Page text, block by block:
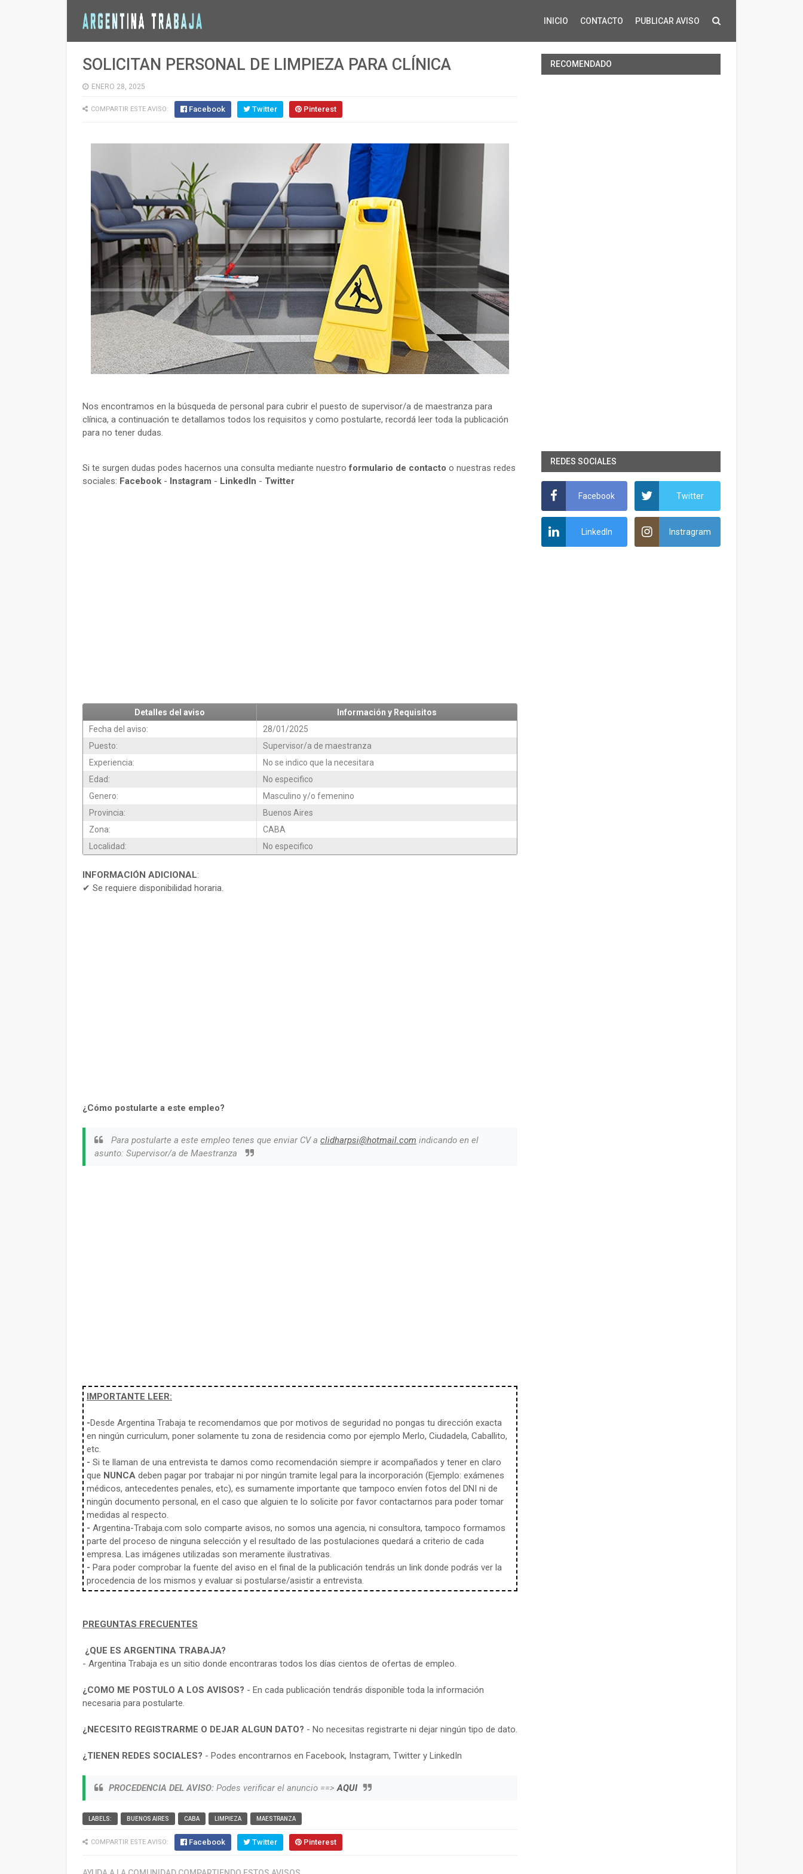
INICIO CONTACTO PUBLICAR AVISO
SOLICITAN PERSONAL DE LIMPIEZA PARA CLÍNICA
ENERO 28, 2025
COMPARTIR ESTE AVISO: Facebook Twitter Pinterest
Nos encontramos en la búsqueda de personal para cubrir el puesto de supervisor/a de maestranza para
clínica, a continuación te detallamos todos los requisitos y como postularte, recordá leer toda la publicación
para no tener dudas.
Si te surgen dudas podes hacernos una consulta mediante nuestroformulario de contacto o nuestras redes
sociales: Facebook - Instagram - LinkedIn - Twitter
Detalles del aviso
Información y Requisitos
Fecha del aviso:
28/01/2025
Puesto:
Supervisor/a de maestranza
Experiencia:
No se indico que la necesitara
Edad:
No especifico
Genero:
Masculino y/o femenino
Provincia:
Buenos Aires
Zona:
CABA
Localidad:
No especifico
INFORMACIÓN ADICIONAL:
✔ Se requiere disponibilidad horaria.
¿Cómo postularte a este empleo?
Para postularte a este empleo tenes que enviar CV a clidharpsi@hotmail.com indicando en el
asunto: Supervisor/a de Maestranza
IMPORTANTE LEER:
-Desde Argentina Trabaja te recomendamos que por motivos de seguridad no pongas tu dirección exacta
en ningún curriculum, poner solamente tu zona de residencia como por ejemplo Merlo, Ciudadela, Caballito,
etc.
- Si te llaman de una entrevista te damos como recomendación siempre ir acompañados y tener en claro
que NUNCA deben pagar por trabajar ni por ningún tramite legal para la incorporación (Ejemplo: exámenes
médicos, antecedentes penales, etc), es sumamente importante que tampoco envíen fotos del DNI ni de
ningún documento personal, en el caso que alguien te lo solicite por favor contactarnos para poder tomar
medidas al respecto.
- Argentina-Trabaja.com solo comparte avisos, no somos una agencia, ni consultora, tampoco formamos
parte del proceso de ninguna selección y el resultado de las postulaciones quedará a criterio de cada
empresa. Las imágenes utilizadas son meramente ilustrativas.
- Para poder comprobar la fuente del aviso en el final de la publicación tendrás un link donde podrás ver la
procedencia de los mismos y evaluar si postularse/asistir a entrevista.
PREGUNTAS FRECUENTES
¿QUE ES ARGENTINA TRABAJA?
- Argentina Trabaja es un sitio donde encontraras todos los días cientos de ofertas de empleo.
¿COMO ME POSTULO A LOS AVISOS? - En cada publicación tendrás disponible toda la información
necesaria para postularte.
¿NECESITO REGISTRARME O DEJAR ALGUN DATO? - No necesitas registrarte ni dejar ningún tipo de dato.
¿TIENEN REDES SOCIALES? - Podes encontrarnos en Facebook, Instagram, Twitter y LinkedIn
PROCEDENCIA DEL AVISO: Podes verificar el anuncio ==>AQUI
LABELS: BUENOS AIRES CABA LIMPIEZA MAESTRANZA
COMPARTIR ESTE AVISO: Facebook Twitter Pinterest
RECOMENDADO
REDES SOCIALES
Facebook Twitter
LinkedIn Instragram